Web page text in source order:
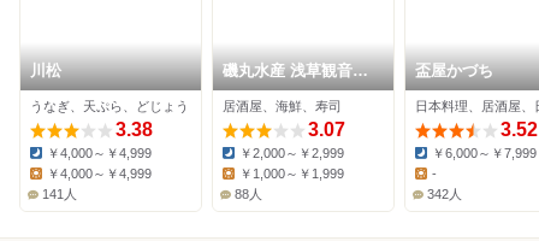
川松
うなぎ、天ぷら、どじょう
3.38
Dinner:
￥4,000～￥4,999
￥4,000～￥4,999
141人
磯丸水産 浅草観音通
り店
居酒屋、海鮮、寿司
3.07
Dinner:
￥2,000～￥2,999
Lunch:
￥1,000～￥1,999
88人
盃屋かづち
3.52
Dinner:
￥6,000～￥7,999
-
342人